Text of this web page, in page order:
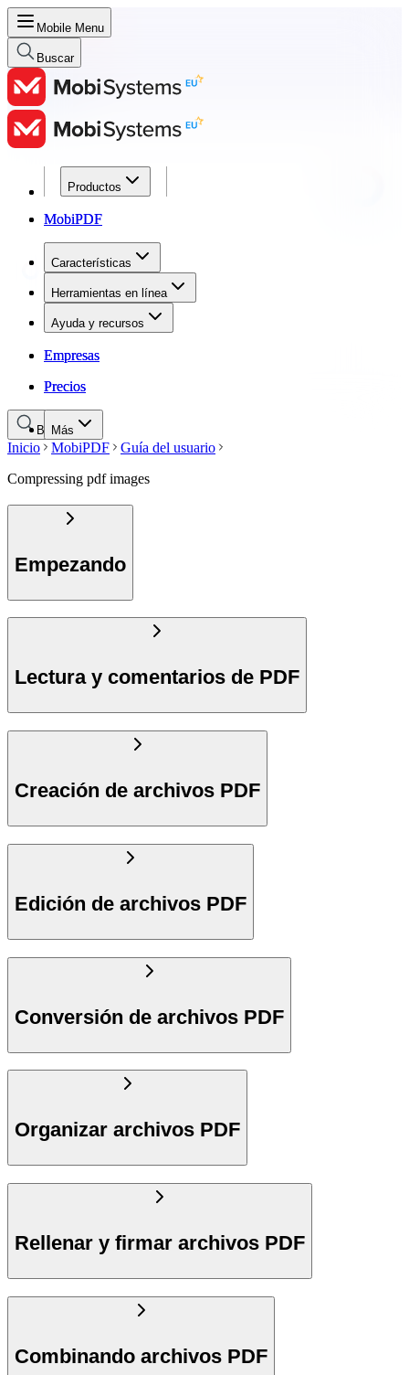
Mobile Menu
Buscar
Productos
MobiPDF
Características
Herramientas en línea
Ayuda y recursos
Empresas
Precios
Más
Productos
MobiPDF
Características
Herramientas en línea
Ayuda y recursos
Empresas
Precios
Buscar
Inicio MobiPDF
Guía del usuario
Compressing pdf images
Empezando
Lectura y comentarios de PDF
Creación de archivos PDF
Edición de archivos PDF
Conversión de archivos PDF
Organizar archivos PDF
Rellenar y firmar archivos PDF
Combinando archivos PDF